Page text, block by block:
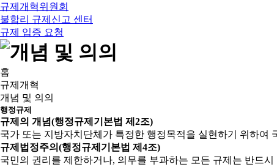
규제개혁위원회
불합리 규제신고 센터
규제 입증 요청
홈
규제개혁
개념 및 의의
행정규제
규제의 개념(행정규제기본법 제2조)
국가 또는 지방자치단체가 특정한 행정목적을 실현하기 위하여
규제법정주의(행정규제기본법 제4조)
국민의 권리를 제한하거나, 의무를 부과하는 모든 규제는 반드